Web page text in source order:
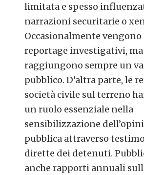
limitata e spesso
narrazioni securitarie o
Occasionalmente
reportage investigativi,
raggiungono sempre un
pubblico. D’altra parte, le
società civile sul terreno
un ruolo essenziale nella
sensibilizzazione
pubblica attraverso
dirette dei detenuti.
anche rapporti annuali